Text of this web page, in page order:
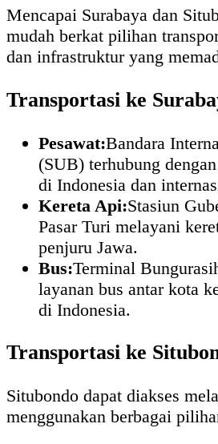
Mencapai Surabaya dan
mudah berkat pilihan
dan infrastruktur yang
Transportasi ke
Pesawat:Bandara
(SUB) terhubung
di Indonesia dan
Kereta Api:Stasiun
Pasar Turi melayani
penjuru Jawa.
Bus:Terminal
layanan bus antar kota
di Indonesia.
Transportasi ke
Situbondo dapat diakses
menggunakan berbagai